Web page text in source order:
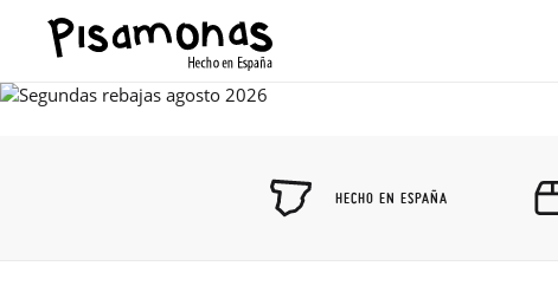
HECHO EN ESPAÑA